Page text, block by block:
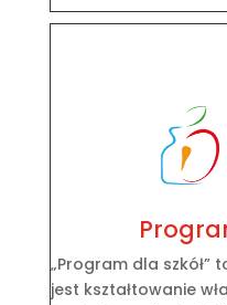
„Program dla
jest kształtowanie